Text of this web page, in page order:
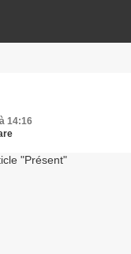
14:16